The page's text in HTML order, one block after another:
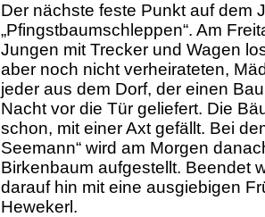
Der nächste feste Punkt auf dem
„Pfingstbaumschleppen“. Am
Jungen mit Trecker und Wagen
aber noch nicht verheirateten,
jeder aus dem Dorf, der einen
Nacht vor die Tür geliefert. Die
schon, mit einer Axt gefällt. Bei
Seemann“ wird am Morgen
Birkenbaum aufgestellt. Beendet
darauf hin mit eine ausgiebigen
Hewekerl.